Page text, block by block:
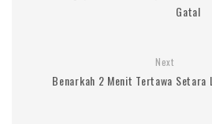
Gatal
Next
Benarkah 2 Menit Tertawa